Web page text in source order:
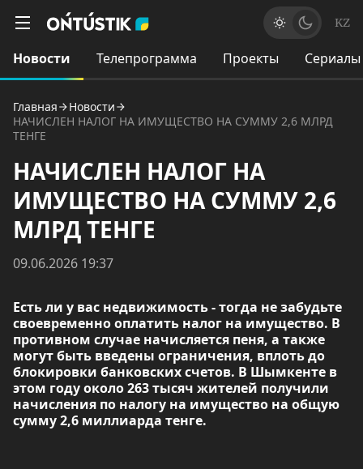
KZ
Новости Телепрограмма Проекты Сериалы
Главная
Новости
НАЧИСЛЕН НАЛОГ НА ИМУЩЕСТВО НА СУММУ 2,6 МЛРД
ТЕНГЕ
НАЧИСЛЕН НАЛОГ НА
ИМУЩЕСТВО НА СУММУ 2,6
МЛРД ТЕНГЕ
09.06.2026 19:37
Есть ли у вас недвижимость - тогда не забудьте
своевременно оплатить налог на имущество. В
противном случае начисляется пеня, а также
могут быть введены ограничения, вплоть до
блокировки банковских счетов. В Шымкенте в
этом году около 263 тысяч жителей получили
начисления по налогу на имущество на общую
сумму 2,6 миллиарда тенге.